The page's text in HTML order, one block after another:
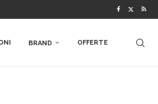
BRAND OFFERTE